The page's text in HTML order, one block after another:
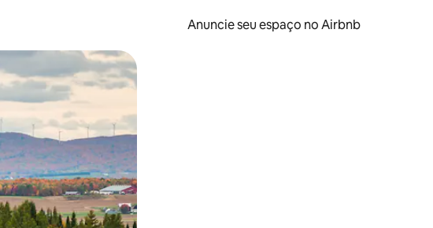
Anuncie seu espaço no Airbnb